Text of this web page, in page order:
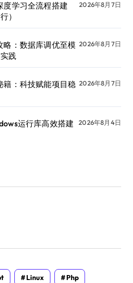
度学习全流程搭建
）
2026年8月7日
略：数据库调优至模
践
2026年8月7日
籍：科技赋能项目稳 2026年8月7日
运行库高效搭建
2026年8月4日
Linux Php